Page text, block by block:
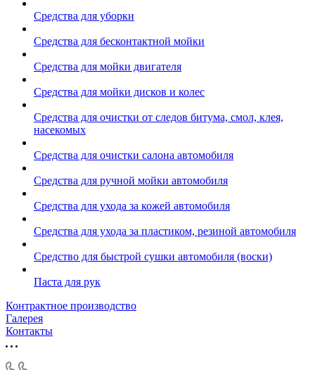
Средства для уборки
Средства для бесконтактной мойки
Средства для мойки двигателя
Средства для мойки дисков и колес
Средства для очистки от следов битума, смол, клея,
насекомых
Средства для очистки салона автомобиля
Средства для ручной мойки автомобиля
Средства для ухода за кожей автомобиля
Средства для ухода за пластиком, резиной автомобиля
Средство для быстрой сушки автомобиля (воски)
Паста для рук
Контрактное производство
Галерея
Контакты